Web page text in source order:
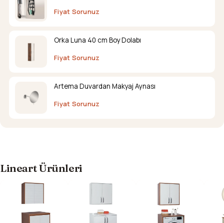
Fiyat Sorunuz
Orka Luna 40 cm Boy Dolabı
Fiyat Sorunuz
Artema Duvardan Makyaj Aynası
Fiyat Sorunuz
Lineart Ürünleri